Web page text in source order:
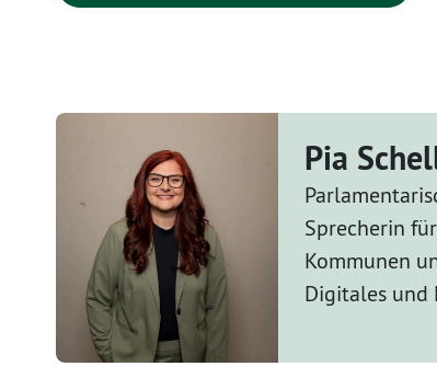
Pia
Sprecherin
Kommunen
Digitales und